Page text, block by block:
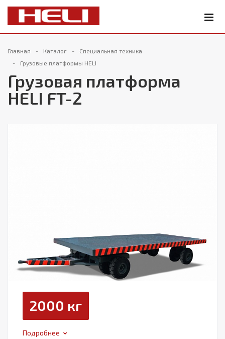
Главная Каталог
Специальная техника
Грузовые платформы HELI
Грузовая платформа
HELI FT-2
2000 кг
Подробнее